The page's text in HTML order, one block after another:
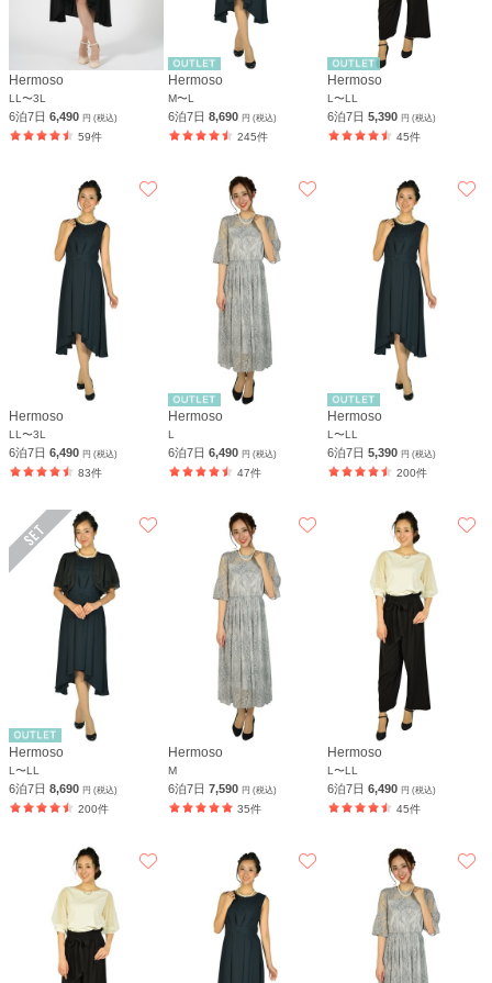
Hermoso
LL〜3L
6泊7日 6,490 円 (税込)
59件
Hermoso
M〜L
6泊7日8,690円 (税込)
245件
Hermoso
L〜LL
6泊7日5,390円 (税込)
45件
Hermoso
LL〜3L
6泊7日 6,490 円 (税込)
83件
Hermoso
L
6泊7日6,490円 (税込)
47件
Hermoso
L〜LL
6泊7日5,390円 (税込)
200件
Hermoso
L〜LL
6泊7日 8,690 円 (税込)
200件
Hermoso
M
6泊7日7,590円 (税込)
35件
Hermoso
L〜LL
6泊7日6,490円 (税込)
45件